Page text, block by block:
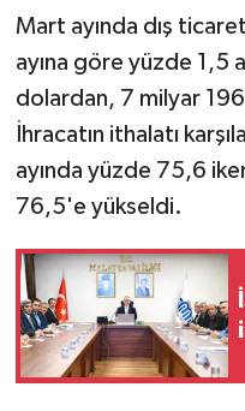
Mart ayında dış ticaret
ayına göre yüzde 1,5
dolardan, 7 milyar
İhracatın ithalatı
ayında yüzde 75,6
76,5'e yükseldi.